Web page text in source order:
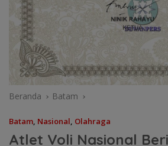
Beranda Batam
Batam, Nasional, Olahraga
Atlet Voli Nasional